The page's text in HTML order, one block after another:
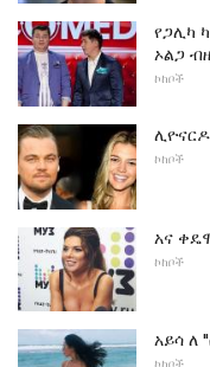
የጋሊካ
ኦልጋ
ኮከቦች
ኮከቦች
አና
ኮከቦች
አይሳ